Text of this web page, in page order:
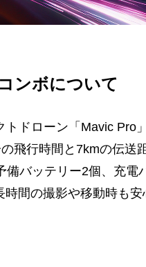
ンボについて
ドローン「Mavic Pro
飛行時間と7kmの伝送
バッテリー2個、充電
間の撮影や移動時も安